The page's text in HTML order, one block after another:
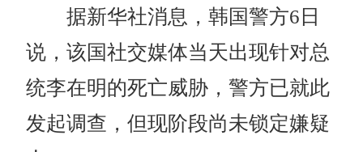
据新华社消息，韩国警方6日
说，该国社交媒体当天出现针对总
统李在明的死亡威胁，警方已就此
发起调查，但现阶段尚未锁定嫌疑